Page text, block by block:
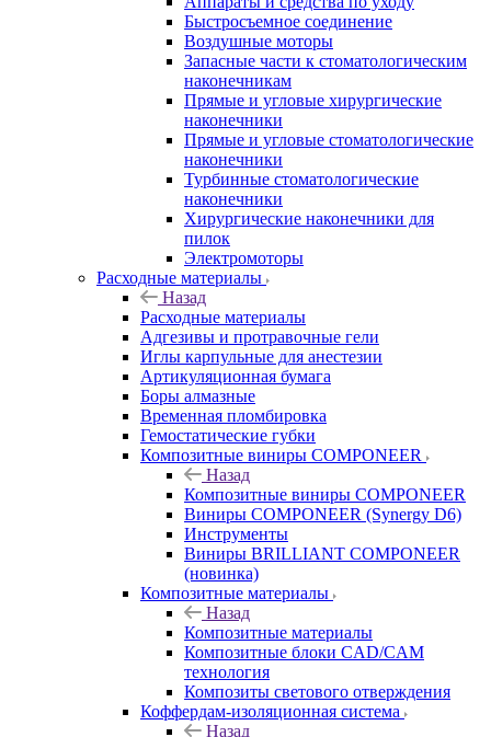
Быстросъемное соединение
Воздушные моторы
Запасные части к стоматологическим
наконечникам
Прямые и угловые хирургические
наконечники
Прямые и угловые стоматологические
наконечники
Турбинные стоматологические
наконечники
Хирургические наконечники для
пилок
Электромоторы
Расходные материалы
Назад
Расходные материалы
Адгезивы и протравочные гели
Иглы карпульные для анестезии
Артикуляционная бумага
Боры алмазные
Временная пломбировка
Гемостатические губки
Композитные виниры COMPONEER
Назад
Композитные виниры COMPONEER
Виниры COMPONEER (Synergy D6)
Инструменты
Виниры BRILLIANT COMPONEER
(новинка)
Композитные материалы
Назад
Композитные материалы
Композитные блоки CAD/СAM
технология
Композиты светового отверждения
Коффердам-изоляционная система
Назад